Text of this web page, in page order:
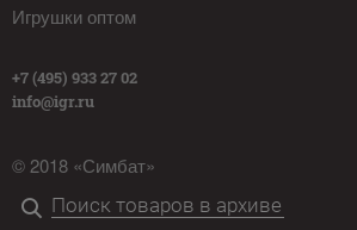
Игрушки оптом
+7 (495) 933 27 02
info@igr.ru
© 2018 «Симбат»